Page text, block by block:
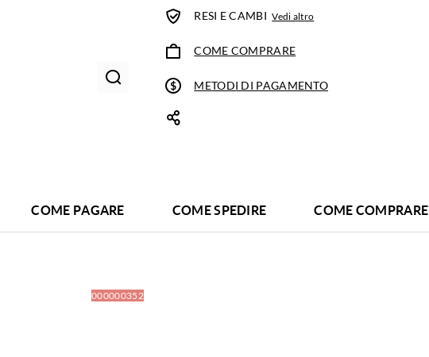
RESI E CAMBI Vedi altro
COME COMPRARE
METODI DI PAGAMENTO
COME PAGARE COME SPEDIRE COME COMPRARE
000000352